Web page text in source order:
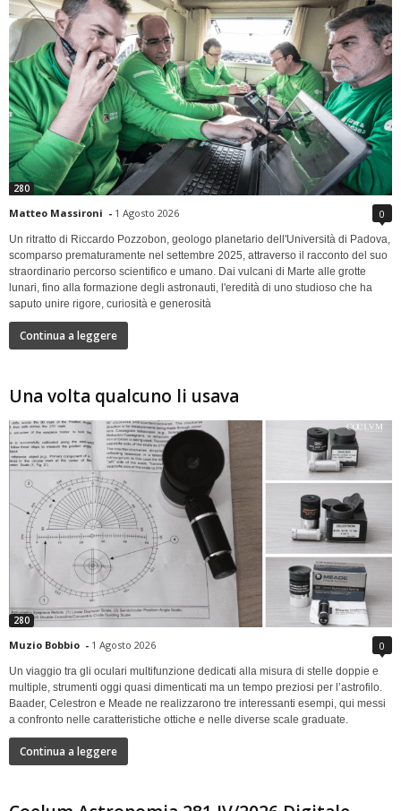
280
Matteo Massironi - 1 Agosto 2026 0
Un ritratto di Riccardo Pozzobon, geologo planetario dell'Università di Padova,
scomparso prematuramente nel settembre 2025, attraverso il racconto del suo
straordinario percorso scientifico e umano. Dai vulcani di Marte alle grotte
lunari, fino alla formazione degli astronauti, l'eredità di uno studioso che ha
saputo unire rigore, curiosità e generosità
Continua a leggere
Una volta qualcuno li usava
280
Muzio Bobbio - 1 Agosto 2026 0
Un viaggio tra gli oculari multifunzione dedicati alla misura di stelle doppie e
multiple, strumenti oggi quasi dimenticati ma un tempo preziosi per l’astrofilo.
Baader, Celestron e Meade ne realizzarono tre interessanti esempi, qui messi
a confronto nelle caratteristiche ottiche e nelle diverse scale graduate.
Continua a leggere